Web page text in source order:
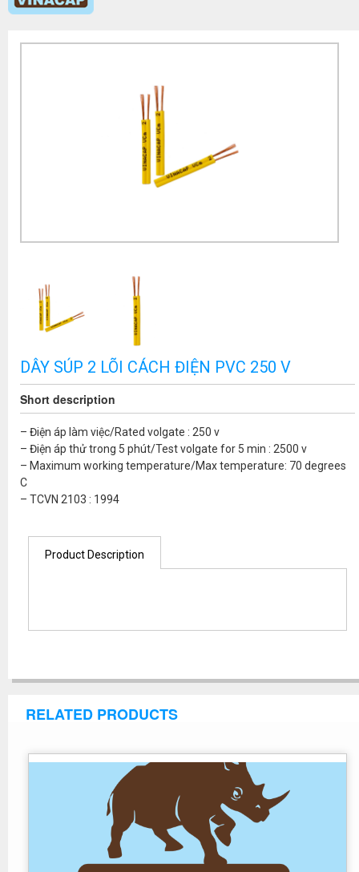
DÂY SÚP 2 LÕI CÁCH ĐIỆN PVC 250 V
Short description
– Điện áp làm việc/Rated volgate : 250 v
– Điện áp thử trong 5 phút/Test volgate for 5 min : 2500 v
– Maximum working temperature/Max temperature: 70 degrees
C
– TCVN 2103 : 1994
Product Description
RELATED PRODUCTS